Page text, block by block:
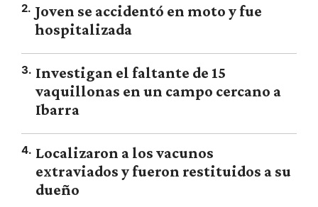
2. Joven se accidentó en moto y fue
hospitalizada
3. Investigan el faltante de 15
vaquillonas en un campo cercano a
Ibarra
4. Localizaron a los vacunos
extraviados y fueron restituidos a su
dueño